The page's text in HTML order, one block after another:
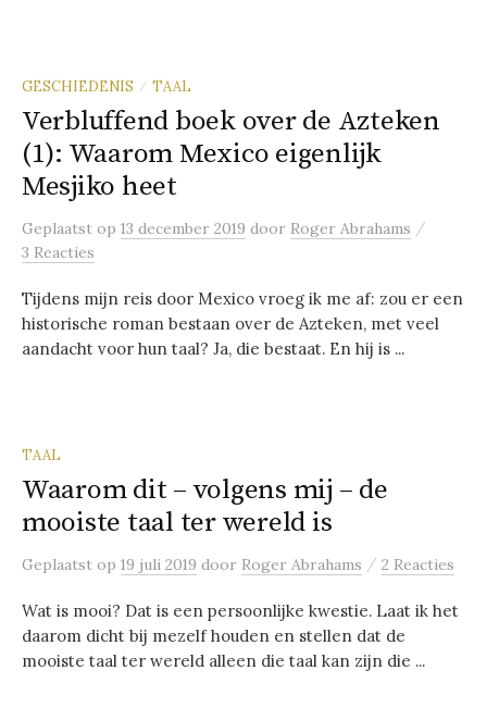
GESCHIEDENIS / TAAL
Verbluffend boek over de Azteken
(1): Waarom Mexico eigenlijk
Mesjiko heet
Geplaatst op 13 december 2019 door Roger Abrahams /
3 Reacties
Tijdens mijn reis door Mexico vroeg ik me af: zou er een
historische roman bestaan over de Azteken, met veel
aandacht voor hun taal? Ja, die bestaat. En hij is ...
TAAL
Waarom dit – volgens mij – de
mooiste taal ter wereld is
Geplaatst op 19 juli 2019 door Roger Abrahams / 2 Reacties
Wat is mooi? Dat is een persoonlijke kwestie. Laat ik het
daarom dicht bij mezelf houden en stellen dat de
mooiste taal ter wereld alleen die taal kan zijn die ...